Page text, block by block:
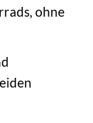
ohne